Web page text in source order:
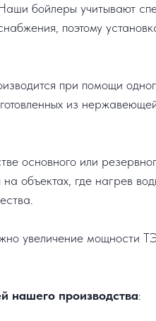
бойлеры учитывают
поэтому
при помощи
из
основного или
объектах, где нагрев
увеличение мощности
нашего производства: